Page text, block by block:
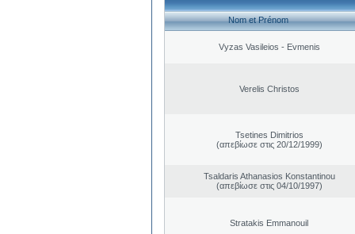
Nom et Prénom
Vyzas Vasileios - Evmenis
Verelis Christos
Tsetines Dimitrios
(απεβίωσε στις 20/12/1999)
Tsaldaris Athanasios Konstantinou
(απεβίωσε στις 04/10/1997)
Stratakis Emmanouil